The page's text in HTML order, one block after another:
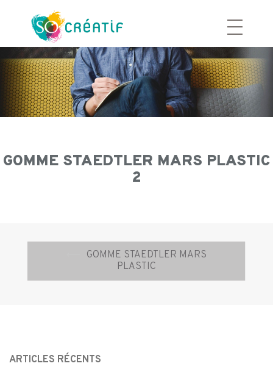
contenu
GOMME STAEDTLER MARS PLASTIC
2
NavigationGOMME STAEDTLER MARS
PLASTIC
ARTICLES RÉCENTS